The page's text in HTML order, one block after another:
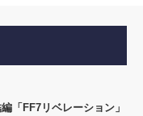
「FF7リベレーション」